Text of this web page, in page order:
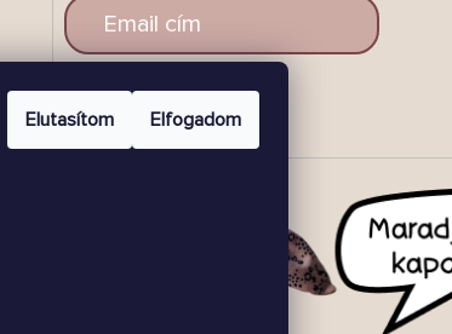
Elutasítom Elfogadom
CSATLAKOZZ
BE!